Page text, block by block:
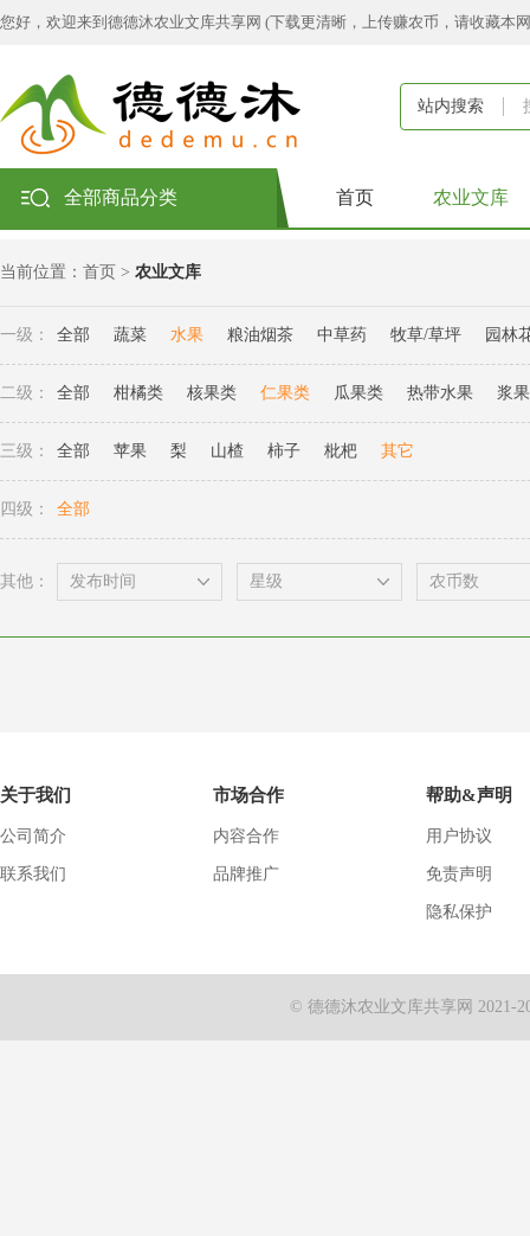
您好，欢迎来到德德沐农业文库共享网 (下载更清晰，上传赚农币，请收藏本
站内搜索
全部商品分类 首页 农业文库
当前位置： 首页 > 农业文库
一级： 全部 蔬菜 水果 粮油烟茶 中草药 牧草/草坪 园林
二级： 全部 柑橘类 核果类 仁果类 瓜果类 热带水果 浆
三级： 全部 苹果 梨 山楂 柿子 枇杷 其它
四级： 全部
其他：
关于我们
公司简介
联系我们
市场合作
内容合作
品牌推广
帮助&声明
用户协议
免责声明
隐私保护
© 德德沐农业文库共享网 2021-